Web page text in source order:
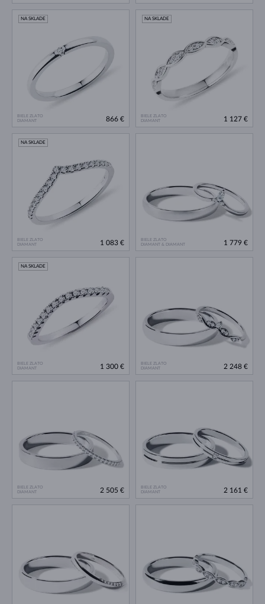
BIELE ZLATO
DIAMANT
NA SKLADE
866 €
BIELE ZLATO
DIAMANT
NA SKLADE
1 127 €
BIELE ZLATO
DIAMANT
NA SKLADE
1 083 €
BIELE ZLATO
DIAMANT & DIAMANT
1 779 €
BIELE ZLATO
DIAMANT
NA SKLADE
1 300 €
BIELE ZLATO
DIAMANT
2 248 €
BIELE ZLATO
DIAMANT
2 505 €
BIELE ZLATO
DIAMANT
2 161 €